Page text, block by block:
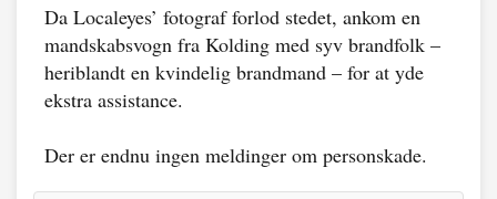
Da Localeyes’ fotograf forlod stedet, ankom en
mandskabsvogn fra Kolding med syv brandfolk –
heriblandt en kvindelig brandmand – for at yde
ekstra assistance.
Der er endnu ingen meldinger om personskade.